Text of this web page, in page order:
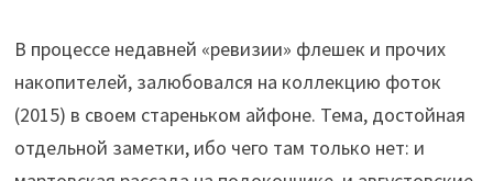
В процессе недавней «ревизии» флешек и прочих
накопителей, залюбовался на коллекцию фоток
(2015) в своем стареньком айфоне. Тема, достойная
отдельной заметки, ибо чего там только нет: и